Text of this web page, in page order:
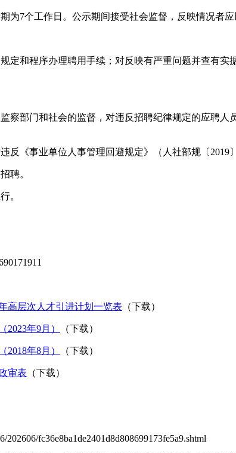
为7个工作日。公示期间接受社会监督，反映情况者
定和程序办理聘用手续；对反映有严重问题并查有
察部门和社会的监督，对违反招聘纪律规定的应聘
反《事业单位人事管理回避规定》（人社部规〔2019
聘。
。
高层次人才引进计划一览表 （下载）
年9月） （下载）
年8月） （下载）
审表 （下载）
202606/fc36e8ba1de2401d8d808699173fe5a9.shtml